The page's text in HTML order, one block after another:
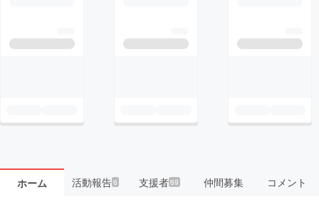
ホーム 活動報告6 支援者69 仲間募集 コメント